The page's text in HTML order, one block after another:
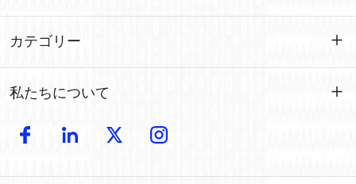
製品
製造
卸売
カテゴリー
カスタマイズされた
私たちについて
導入